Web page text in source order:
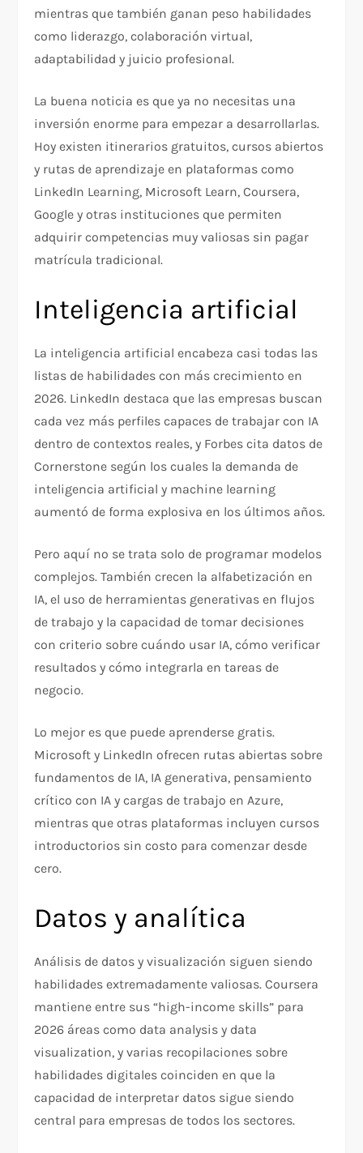
mientras que también ganan peso habilidades
como liderazgo, colaboración virtual,
adaptabilidad y juicio profesional.
La buena noticia es que ya no necesitas una
inversión enorme para empezar a desarrollarlas.
Hoy existen itinerarios gratuitos, cursos abiertos
y rutas de aprendizaje en plataformas como
LinkedIn Learning, Microsoft Learn, Coursera,
Google y otras instituciones que permiten
adquirir competencias muy valiosas sin pagar
matrícula tradicional.
Inteligencia artificial
La inteligencia artificial encabeza casi todas las
listas de habilidades con más crecimiento en
2026. LinkedIn destaca que las empresas buscan
cada vez más perfiles capaces de trabajar con IA
dentro de contextos reales, y Forbes cita datos de
Cornerstone según los cuales la demanda de
inteligencia artificial y machine learning
aumentó de forma explosiva en los últimos años.
Pero aquí no se trata solo de programar modelos
complejos. También crecen la alfabetización en
IA, el uso de herramientas generativas en flujos
de trabajo y la capacidad de tomar decisiones
con criterio sobre cuándo usar IA, cómo verificar
resultados y cómo integrarla en tareas de
negocio.
Lo mejor es que puede aprenderse gratis.
Microsoft y LinkedIn ofrecen rutas abiertas sobre
fundamentos de IA, IA generativa, pensamiento
crítico con IA y cargas de trabajo en Azure,
mientras que otras plataformas incluyen cursos
introductorios sin costo para comenzar desde
cero.
Datos y analítica
Análisis de datos y visualización siguen siendo
habilidades extremadamente valiosas. Coursera
mantiene entre sus “high-income skills” para
2026 áreas como data analysis y data
visualization, y varias recopilaciones sobre
habilidades digitales coinciden en que la
capacidad de interpretar datos sigue siendo
central para empresas de todos los sectores.